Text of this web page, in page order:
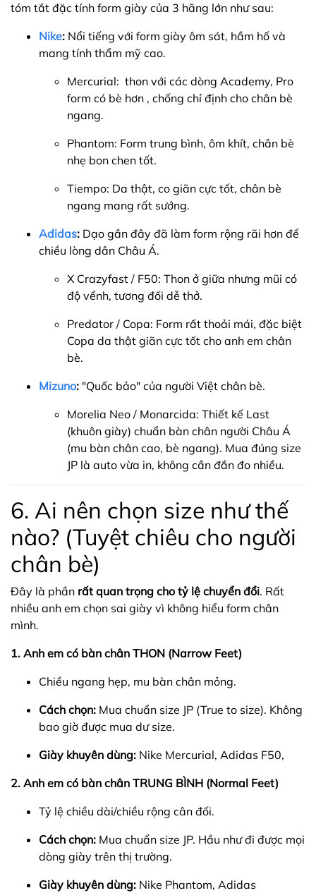
tóm tắt đặc tính form giày của 3 hãng lớn như sau:
Nike: Nổi tiếng với form giày ôm sát, hầm hố và
mang tính thẩm mỹ cao.
Mercurial: thon với các dòng Academy, Pro
form có bè hơn , chống chỉ định cho chân bè
ngang.
Phantom: Form trung bình, ôm khít, chân bè
nhẹ bon chen tốt.
Tiempo: Da thật, co giãn cực tốt, chân bè
ngang mang rất sướng.
Adidas: Dạo gần đây đã làm form rộng rãi hơn để
chiều lòng dân Châu Á.
X Crazyfast / F50: Thon ở giữa nhưng mũi có
độ vểnh, tương đối dễ thở.
Predator / Copa: Form rất thoải mái, đặc biệt
Copa da thật giãn cực tốt cho anh em chân
bè.
Mizuno: "Quốc bảo" của người Việt chân bè.
Morelia Neo / Monarcida: Thiết kế Last
(khuôn giày) chuẩn bàn chân người Châu Á
(mu bàn chân cao, bè ngang). Mua đúng size
JP là auto vừa in, không cần đắn đo nhiều.
6. Ai nên chọn size như thế
nào? (Tuyệt chiêu cho người
chân bè)
Đây là phần rất quan trọng cho tỷ lệ chuyển đổi. Rất
nhiều anh em chọn sai giày vì không hiểu form chân
mình.
1. Anh em có bàn chân THON (Narrow Feet)
Chiều ngang hẹp, mu bàn chân mỏng.
Cách chọn: Mua chuẩn size JP (True to size). Không
bao giờ được mua dư size.
Giày khuyên dùng: Nike Mercurial, Adidas F50,
2. Anh em có bàn chân TRUNG BÌNH (Normal Feet)
Tỷ lệ chiều dài/chiều rộng cân đối.
Cách chọn: Mua chuẩn size JP. Hầu như đi được mọi
dòng giày trên thị trường.
Giày khuyên dùng: Nike Phantom, Adidas